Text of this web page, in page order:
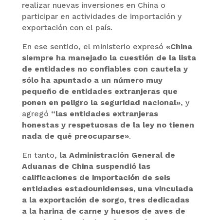
realizar nuevas inversiones en China o
participar en actividades de importación y
exportación con el país.
En ese sentido, el ministerio expresó «China
siempre ha manejado la cuestión de la lista
de entidades no confiables con cautela y
sólo ha apuntado a un número muy
pequeño de entidades extranjeras que
ponen en peligro la seguridad nacional», y
agregó “las entidades extranjeras
honestas y respetuosas de la ley no tienen
nada de qué preocuparse».
En tanto, la Administración General de
Aduanas de China suspendió las
calificaciones de importación de seis
entidades estadounidenses, una vinculada
a la exportación de sorgo, tres dedicadas
a la harina de carne y huesos de aves de